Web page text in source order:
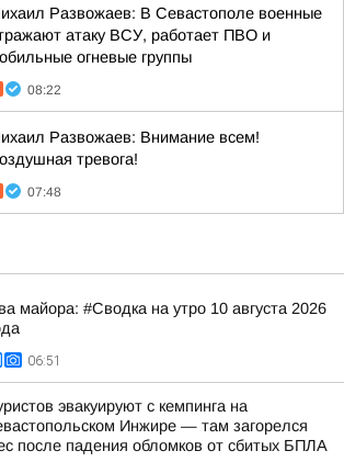
Развожаев: В Севастополе военные
атаку ВСУ, работает ПВО и
огневые группы
08:22
Развожаев: Внимание всем!
тревога!
07:48
майора: #Сводка на утро 10 августа 2026
06:51
эвакуируют с кемпинга на
Инжире — там загорелся
после падения обломков от сбитых БПЛА